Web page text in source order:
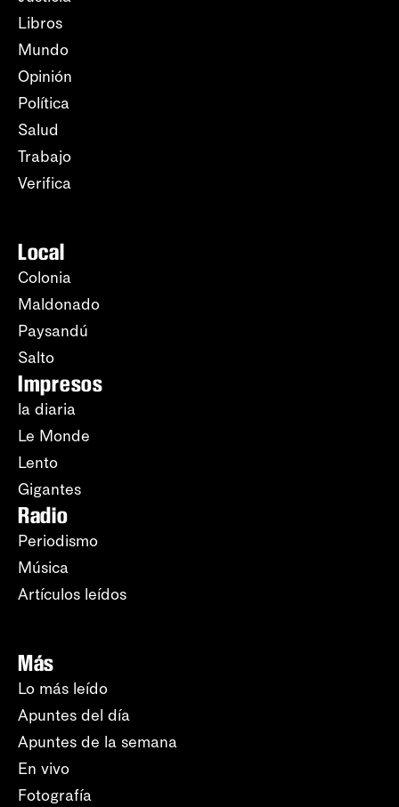
Libros
Mundo
Opinión
Política
Salud
Trabajo
Verifica
Local
Colonia
Maldonado
Paysandú
Salto
Impresos
la diaria
Le Monde
Lento
Gigantes
Radio
Periodismo
Música
Artículos leídos
Más
Lo más leído
Apuntes del día
Apuntes de la semana
En vivo
Fotografía